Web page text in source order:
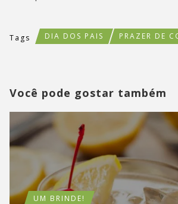
Tags DIA DOS PAIS PRAZER DE
Você pode gostar também
UM BRINDE!